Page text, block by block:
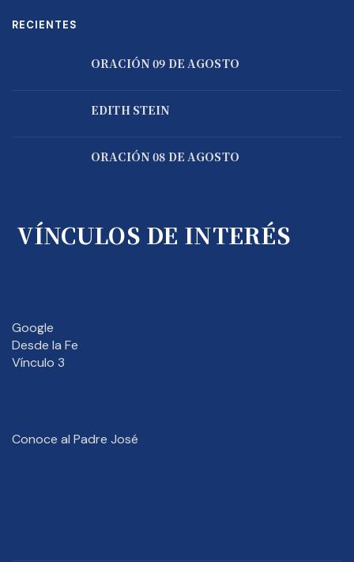
RECIENTES
ORACIÓN 09 DE AGOSTO
EDITH STEIN
ORACIÓN 08 DE AGOSTO
VÍNCULOS DE INTERÉS
Google
Desde la Fe
Vínculo 3
Conoce al Padre José